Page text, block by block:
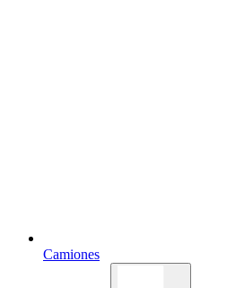
Camiones